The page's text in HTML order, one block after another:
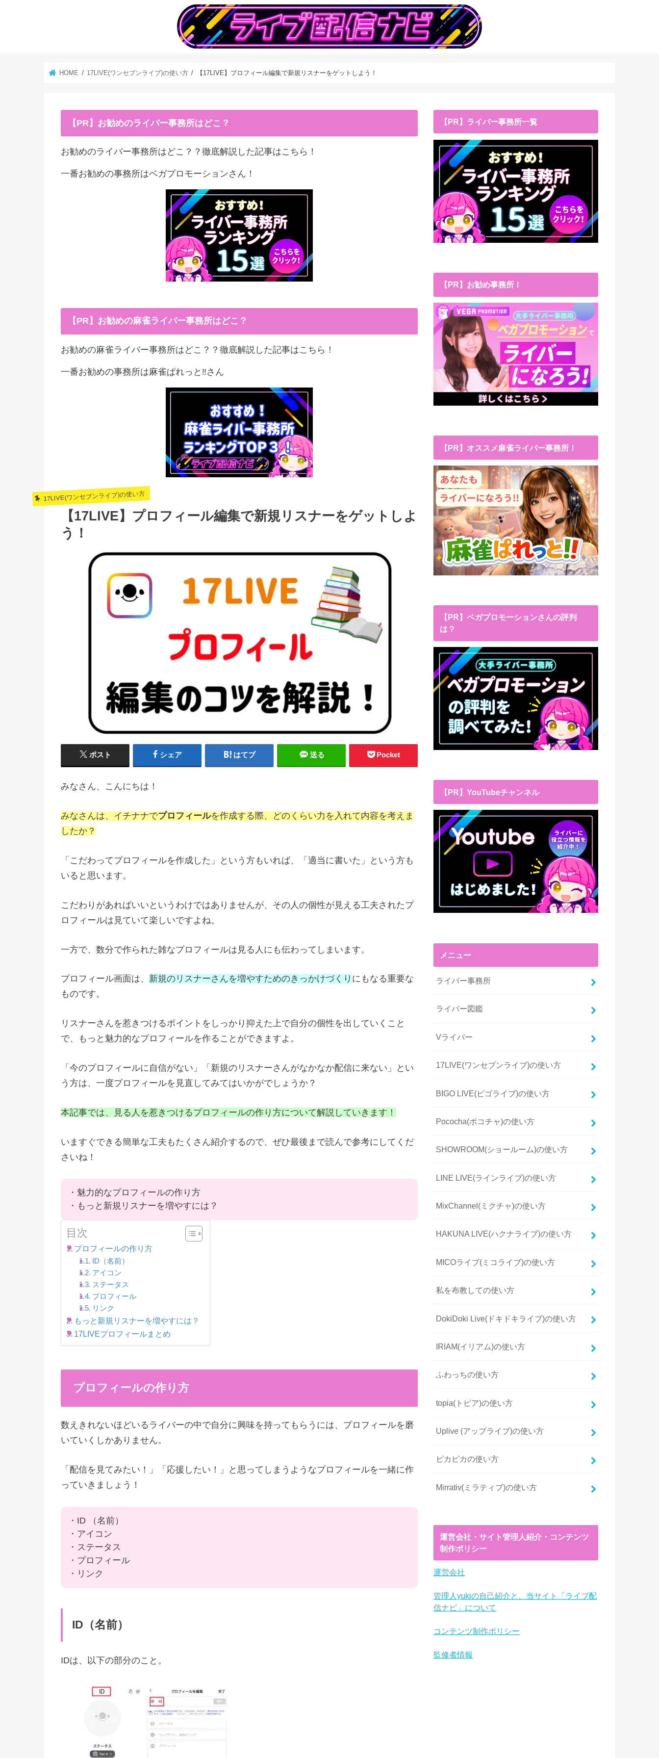
HOME 17LIVE(ワンセブンライブ)の使い方 【17LIVE】プロフィール編集で新規リスナーをゲットしよう！
【PR】お勧めのライバー事務所はどこ？
お勧めのライバー事務所はどこ？？徹底解説した記事はこちら！
一番お勧めの事務所はベガプロモーションさん！
【PR】お勧めの麻雀ライバー事務所はどこ？
お勧めの麻雀ライバー事務所はどこ？？徹底解説した記事はこちら！
一番お勧めの事務所は麻雀ぱれっと‼︎さん
17LIVE(ワンセブンライブ)の使い方
【17LIVE】プロフィール編集で新規リスナーをゲットしよ
う！
ポスト シェア はてブ 送る Pocket
みなさん、こんにちは！
みなさんは、イチナナでプロフィールを作成する際、どのくらい力を入れて内容を考えま
したか？
「こだわってプロフィールを作成した」という方もいれば、「適当に書いた」という方も
いると思います。
こだわりがあればいいというわけではありませんが、その人の個性が見える工夫されたプ
ロフィールは見ていて楽しいですよね。
一方で、数分で作られた雑なプロフィールは見る人にも伝わってしまいます。
プロフィール画面は、 新規のリスナーさんを増やすためのきっかけづくり にもなる重要な
ものです。
リスナーさんを惹きつけるポイントをしっかり抑えた上で自分の個性を出していくこと
で、もっと魅力的なプロフィールを作ることができますよ。
「今のプロフィールに自信がない」「新規のリスナーさんがなかなか配信に来ない」とい
う方は、一度プロフィールを見直してみてはいかがでしょうか？
本記事では、見る人を惹きつけるプロフィールの作り方について解説していきます！
いますぐできる簡単な工夫もたくさん紹介するので、ぜひ最後まで読んで参考にしてくだ
さいね！
・魅力的なプロフィールの作り方
・もっと新規リスナーを増やすには？
目次
プロフィールの作り方
ID（名前）
アイコン
ステータス
プロフィール
リンク
もっと新規リスナーを増やすには？
17LIVEプロフィールまとめ
プロフィールの作り方
数えきれないほどいるライバーの中で自分に興味を持ってもらうには、プロフィールを磨
いていくしかありません。
「配信を見てみたい！」「応援したい！」と思ってしまうようなプロフィールを一緒に作
っていきましょう！
・ID （名前）
・アイコン
・ステータス
・プロフィール
・リンク
ID（名前）
IDは、以下の部分のこと。
【PR】ライバー事務所一覧
【PR】お勧め事務所！
【PR】オススメ麻雀ライバー事務所！
【PR】ベガプロモーションさんの評判
は？
【PR】YouTubeチャンネル
メニュー
ライバー事務所
ライバー図鑑
Vライバー
17LIVE(ワンセブンライブ)の使い方
BIGO LIVE(ビゴライブ)の使い方
Pococha(ポコチャ)の使い方
SHOWROOM(ショールーム)の使い方
LINE LIVE(ラインライブ)の使い方
MixChannel(ミクチャ)の使い方
HAKUNA LIVE(ハクナライブ)の使い方
MICOライブ(ミコライブ)の使い方
私を布教しての使い方
DokiDoki Live(ドキドキライブ)の使い方
IRIAM(イリアム)の使い方
ふわっちの使い方
topia(トピア)の使い方
Uplive (アップライブ)の使い方
ピカピカの使い方
Mirrativ(ミラティブ)の使い方
運営会社・サイト管理人紹介・コンテンツ
制作ポリシー
運営会社
管理人yukiの自己紹介と、当サイト「ライブ配
信ナビ」について
コンテンツ制作ポリシー
監修者情報